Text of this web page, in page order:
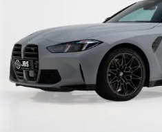
Can-Am
Caoa
Caoa Chery